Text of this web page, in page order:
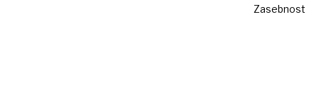
Zasebnost